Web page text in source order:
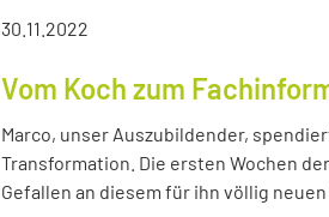
30.11.2022
Vom Koch zum
Marco, unser Auszubildender,
Transformation. Die ersten Wochen
Gefallen an diesem für ihn völlig